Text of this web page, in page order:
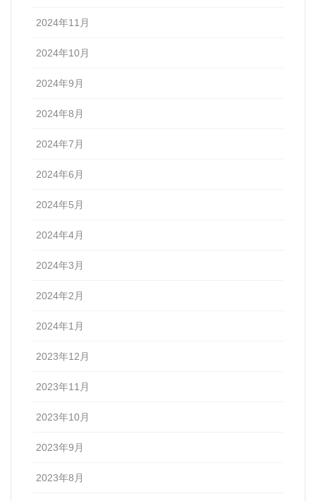
2024年11月
2024年10月
2024年9月
2024年8月
2024年7月
2024年6月
2024年5月
2024年4月
2024年3月
2024年2月
2024年1月
2023年12月
2023年11月
2023年10月
2023年9月
2023年8月